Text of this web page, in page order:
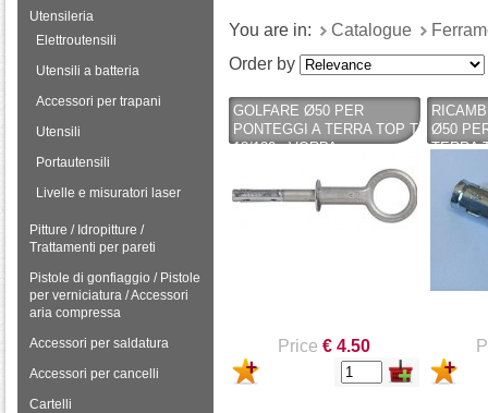
Utensileria
Elettroutensili
Utensili a batteria
Accessori per trapani
Utensili
Portautensili
Livelle e misuratori laser
Pitture / Idropitture /
Trattamenti per pareti
Pistole di gonfiaggio / Pistole
per verniciatura / Accessori
aria compressa
Accessori per saldatura
Accessori per cancelli
Cartelli
You are in: Catalogue
Order by
GOLFARE Ø50 PER
PONTEGGI A TERRA TOP T
18/130 - VORPA
Price € 4.50
Ø50
TERRA